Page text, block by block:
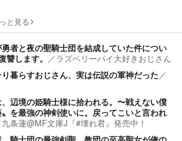
と見る
者と夜の聖騎士団を結成していた件につい
讐します。 ／ラズベリーパイ大好きおじさん
暮らすおじさん、実は伝説の軍神だった／
辺境の姫騎士様に拾われる。〜戦えない僕
を最強の神剣使いに。戻ってこいと言われ
九条蓮@MF文庫J『#壊れ君』発売中！